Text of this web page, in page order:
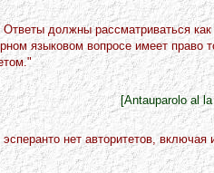
должны рассматриваться
языковом вопросе имеет
[Antauparolo al
нет авторитетов, включая